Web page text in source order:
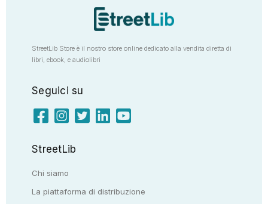
StreetLib Store è il nostro store online dedicato alla vendita diretta di
libri, ebook, e audiolibri
Seguici su
StreetLib
Chi siamo
La piattaforma di distribuzione